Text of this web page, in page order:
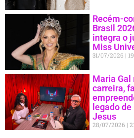
Recém-
Brasil
integra o
Miss
31/07/2026
Maria
carreira,
legado
Jesus
28/07/2026